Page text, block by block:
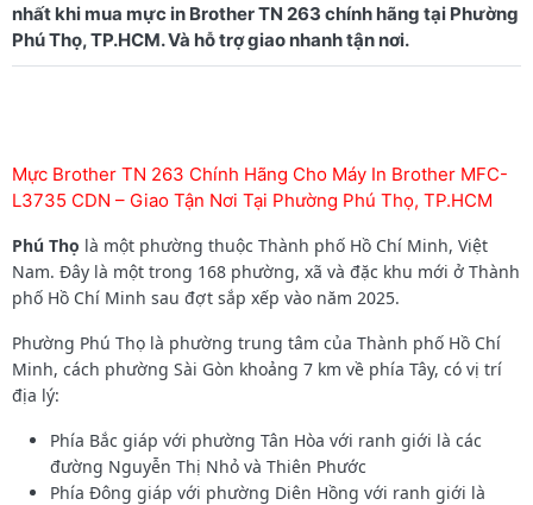
nhất khi mua mực in Brother TN 263 chính hãng tại Phường
Mực Brother TN 263 Chính Hãng Cho Máy In Brother MFC-
L3735 CDN – Giao Tận Nơi Tại Phường Phú Thọ, TP.HCM
Phú Thọ là một phường thuộc Thành phố Hồ Chí Minh, Việt
Nam. Đây là một trong 168 phường, xã và đặc khu mới ở Thành
phố Hồ Chí Minh sau đợt sắp xếp vào năm 2025.
Phường Phú Thọ là phường trung tâm của Thành phố Hồ Chí
Minh, cách phường Sài Gòn khoảng 7 km về phía Tây, có vị trí
địa lý:
Phía Bắc giáp với phường Tân Hòa với ranh giới là các
đường Nguyễn Thị Nhỏ và Thiên Phước
Phía Đông giáp với phường Diên Hồng với ranh giới là